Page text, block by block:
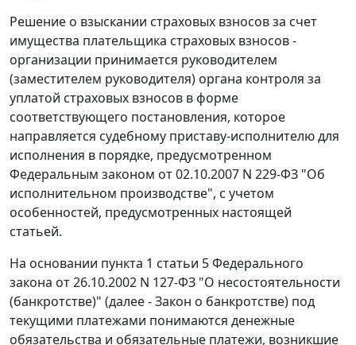
Решение о взыскании страховых взносов за счет
имущества плательщика страховых взносов -
организации принимается руководителем
(заместителем руководителя) органа контроля за
уплатой страховых взносов в форме
соответствующего постановления, которое
направляется судебному приставу-исполнителю для
исполнения в порядке, предусмотренном
Федеральным законом от 02.10.2007 N 229-ФЗ "Об
исполнительном производстве", с учетом
особенностей, предусмотренных настоящей
статьей.
На основании пункта 1 статьи 5Федерального
закона от 26.10.2002 N 127-ФЗ "О несостоятельности
(банкротстве)" (далее -Закон о банкротстве) под
текущими платежами понимаются денежные
обязательства и обязательные платежи, возникшие